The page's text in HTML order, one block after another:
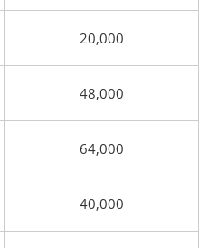
20,000
48,000
64,000
40,000